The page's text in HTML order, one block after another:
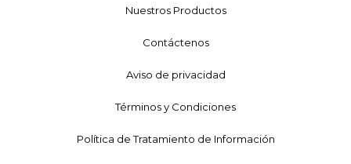
Nuestros Productos
Contáctenos
Aviso de privacidad
Términos y Condiciones
Política de Tratamiento de Información